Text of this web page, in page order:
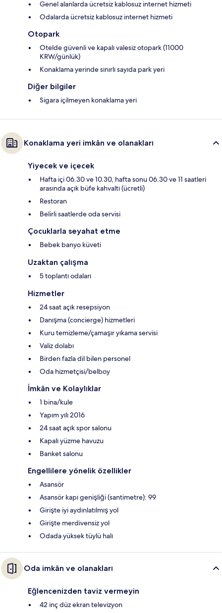
Genel alanlarda ücretsiz kablosuz internet hizmeti
Odalarda ücretsiz kablosuz internet hizmeti
Otopark
Otelde güvenli ve kapalı valesiz otopark (11000
KRW/günlük)
Konaklama yerinde sınırlı sayıda park yeri
Diğer bilgiler
Sigara içilmeyen konaklama yeri
Konaklama yeri imkân ve olanakları
Yiyecek ve içecek
Hafta içi 06.30 ve 10.30, hafta sonu 06.30 ve 11 saatleri
arasında açık büfe kahvaltı (ücretli)
Restoran
Belirli saatlerde oda servisi
Çocuklarla seyahat etme
Bebek banyo küveti
Uzaktan çalışma
5 toplantı odaları
Hizmetler
24 saat açık resepsiyon
Danışma (concierge) hizmetleri
Kuru temizleme/çamaşır yıkama servisi
Valiz dolabı
Birden fazla dil bilen personel
Oda hizmetçisi/belboy
İmkân ve Kolaylıklar
1 bina/kule
Yapım yılı 2016
24 saat açık spor salonu
Kapalı yüzme havuzu
Banket salonu
Engellilere yönelik özellikler
Asansör
Asansör kapı genişliği (santimetre): 99
Girişte iyi aydınlatılmış yol
Girişte merdivensiz yol
Odada yüksek tüylü halı
Oda imkân ve olanakları
Eğlencenizden taviz vermeyin
42 inç düz ekran televizyon